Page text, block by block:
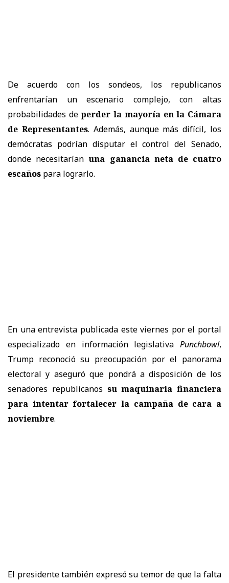
De acuerdo con los sondeos, los republicanos
enfrentarían un escenario complejo, con altas
probabilidades deperder la mayoría en la Cámara
de Representantes. Además, aunque más difícil, los
demócratas podrían disputar el control del Senado,
donde necesitaríanuna ganancia neta de cuatro
escaños para lograrlo.
En una entrevista publicada este viernes por el portal
especializado en información legislativa Punchbowl,
Trump reconoció su preocupación por el panorama
electoral y aseguró que pondrá a disposición de los
senadores republicanos su maquinaria financiera
para intentar fortalecer la campaña de cara a
noviembre.
El presidente también expresó su temor de que la falta